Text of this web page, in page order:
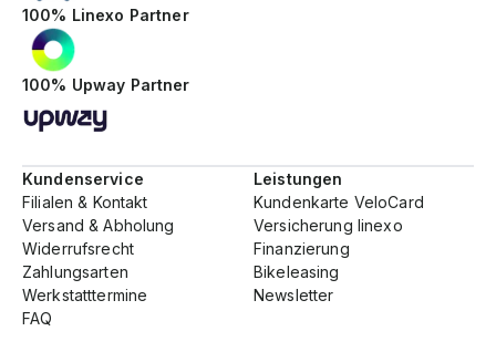
100% Upway Partner
100% Linexo Partner
Kundenservice
Filialen & Kontakt
Versand & Abholung
Widerrufsrecht
Zahlungsarten
Werkstatttermine
FAQ
Leistungen
Kundenkarte VeloCard
Versicherung linexo
Finanzierung
Bikeleasing
Newsletter